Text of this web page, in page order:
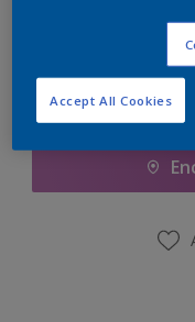
Accept All Cookies